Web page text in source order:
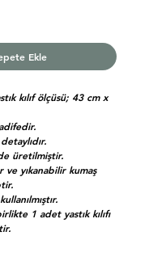
Ekle
kılıf ölçüsü; 43 cm x
üretilmiştir.
ve yıkanabilir kumaş
1 adet yastık kılıfı